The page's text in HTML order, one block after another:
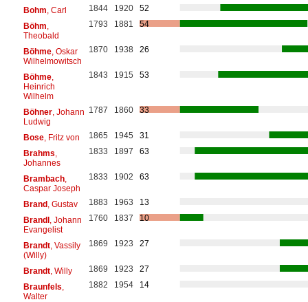
Bohm , Carl 1844 1920
52
Böhm
Theobald
1793 1881 54
Böhme, Oskar
Wilhelmowitsch
1870 1938 26
Böhme,
Heinrich
Wilhelm
1843 1915 53
Böhner, Johann
Ludwig
1787 1860 33
Bose, Fritz von 1865 1945
31
Brahms
Johannes
1833 1897 63
Brambach,
Caspar Joseph
1833 1902 63
Brand, Gustav 1883 1963
13
Brandl, Johann
Evangelist
1760 1837 10
Brandt, Vassily
(Willy)
1869 1923 27
Brandt, Willy 1869 1923
27
Braunfels
Walter
1882 1954 14